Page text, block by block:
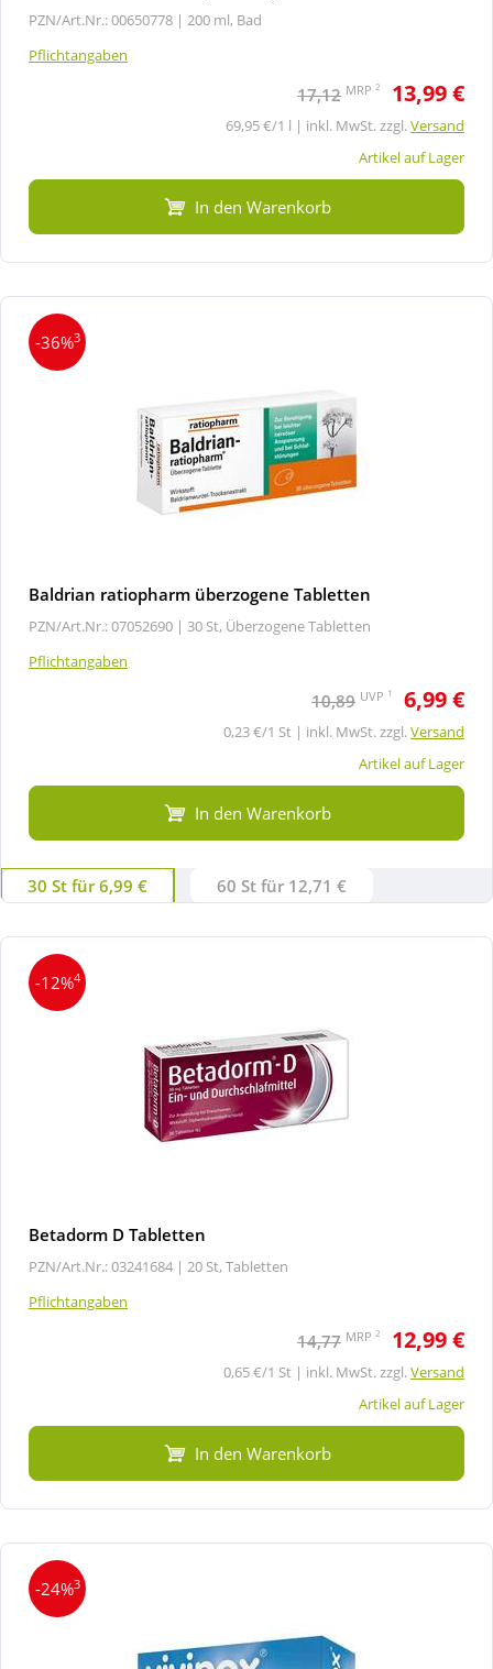
PZN/Art.Nr.: 00650778 | 200 ml, Bad
Pflichtangaben
17,12 MRP 2 13,99 €
69,95 €/1 l | inkl. MwSt. zzgl.Versand
Artikel auf Lager
In den Warenkorb
-36%3
Baldrian ratiopharm überzogene Tabletten
PZN/Art.Nr.: 07052690 | 30 St, Überzogene Tabletten
Pflichtangaben
10,89 UVP 1 6,99 €
0,23 €/1 St | inkl. MwSt. zzgl.Versand
Artikel auf Lager
In den Warenkorb
30 St für 6,99 € 60 St für 12,71 €
-12%4
Betadorm D Tabletten
PZN/Art.Nr.: 03241684 | 20 St, Tabletten
Pflichtangaben
14,77 MRP 2 12,99 €
0,65 €/1 St | inkl. MwSt. zzgl.Versand
Artikel auf Lager
In den Warenkorb
-24%3